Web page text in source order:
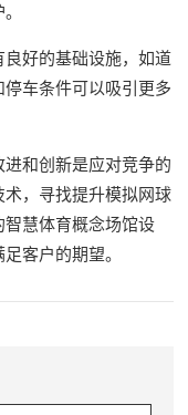
好的基础设施，如道
车条件可以吸引更多
和创新是应对竞争的
，寻找提升模拟网球
慧体育概念场馆设
客户的期望。